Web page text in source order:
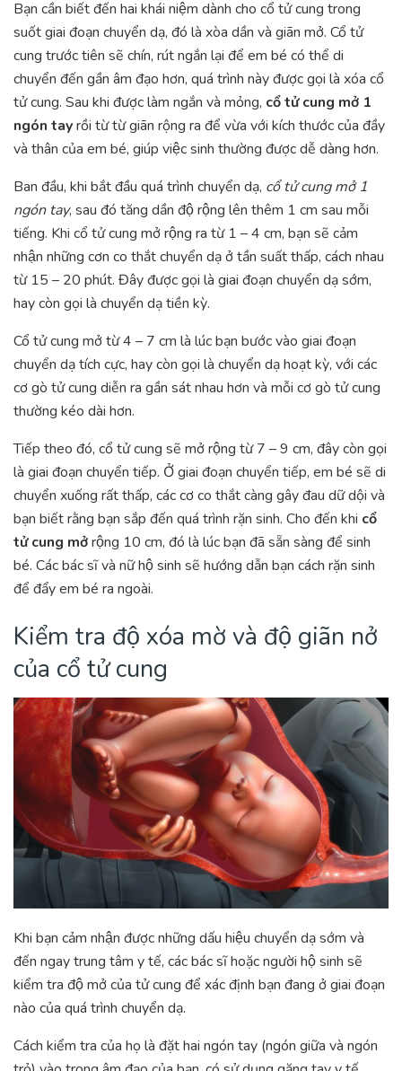
Bạn cần biết đến hai khái niệm dành cho cổ tử cung trong
suốt giai đoạn chuyển dạ, đó là xòa dần và giãn mở. Cổ tử
cung trước tiên sẽ chín, rút ngắn lại để em bé có thể di
chuyển đến gần âm đạo hơn, quá trình này được gọi là xóa cổ
tử cung. Sau khi được làm ngắn và mỏng, cổ tử cung mở 1
ngón tayrồi từ từ giãn rộng ra để vừa với kích thước của đầy
và thân của em bé, giúp việc sinh thường được dễ dàng hơn.
Ban đầu, khi bắt đầu quá trình chuyển dạ, cổ tử cung mở 1
ngón tay, sau đó tăng dần độ rộng lên thêm 1 cm sau mỗi
tiếng. Khi cổ tử cung mở rộng ra từ 1 – 4 cm, bạn sẽ cảm
nhận những cơn co thắt chuyển dạ ở tần suất thấp, cách nhau
từ 15 – 20 phút. Đây được gọi là giai đoạn chuyển dạ sớm,
hay còn gọi là chuyển dạ tiền kỳ.
Cổ tử cung mở từ 4 – 7 cm là lúc bạn bước vào giai đoạn
chuyển dạ tích cực, hay còn gọi là chuyển dạ hoạt kỳ, với các
cơ gò tử cung diễn ra gần sát nhau hơn và mỗi cơ gò tử cung
thường kéo dài hơn.
Tiếp theo đó, cổ tử cung sẽ mở rộng từ 7 – 9 cm, đây còn gọi
là giai đoạn chuyển tiếp. Ở giai đoạn chuyển tiếp, em bé sẽ di
chuyển xuống rất thấp, các cơ co thắt càng gây đau dữ dội và
bạn biết rằng bạn sắp đến quá trình rặn sinh. Cho đến khi cổ
tử cung mởrộng 10 cm, đó là lúc bạn đã sẵn sàng để sinh
bé. Các bác sĩ và nữ hộ sinh sẽ hướng dẫn bạn cách rặn sinh
để đẩy em bé ra ngoài.
Kiểm tra độ xóa mờ và độ giãn nở
của cổ tử cung
Khi bạn cảm nhận được những dấu hiệu chuyển dạ sớm và
đến ngay trung tâm y tế, các bác sĩ hoặc người hộ sinh sẽ
kiểm tra độ mở của tử cung để xác định bạn đang ở giai đoạn
nào của quá trình chuyển dạ.
Cách kiểm tra của họ là đặt hai ngón tay (ngón giữa và ngón